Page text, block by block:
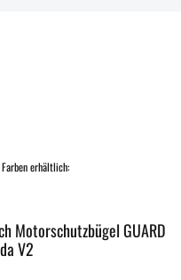
erhältlich:
Motorschutzbügel GUARD
V2